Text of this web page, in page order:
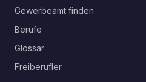
Gewerbeamt finden
Berufe
Glossar
Freiberufler